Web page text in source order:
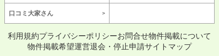
口コミ大家さん
利用規約プライバシーポリシーお問合せ物件掲載について
物件掲載希望運営退会・停止申請サイトマップ